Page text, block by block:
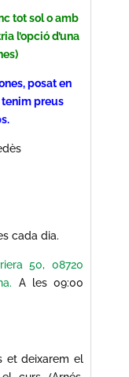
tot sol o amb
l’opció d’una
posaten
preus
cada dia.
50, 08720
A les 09:00
et deixarem el